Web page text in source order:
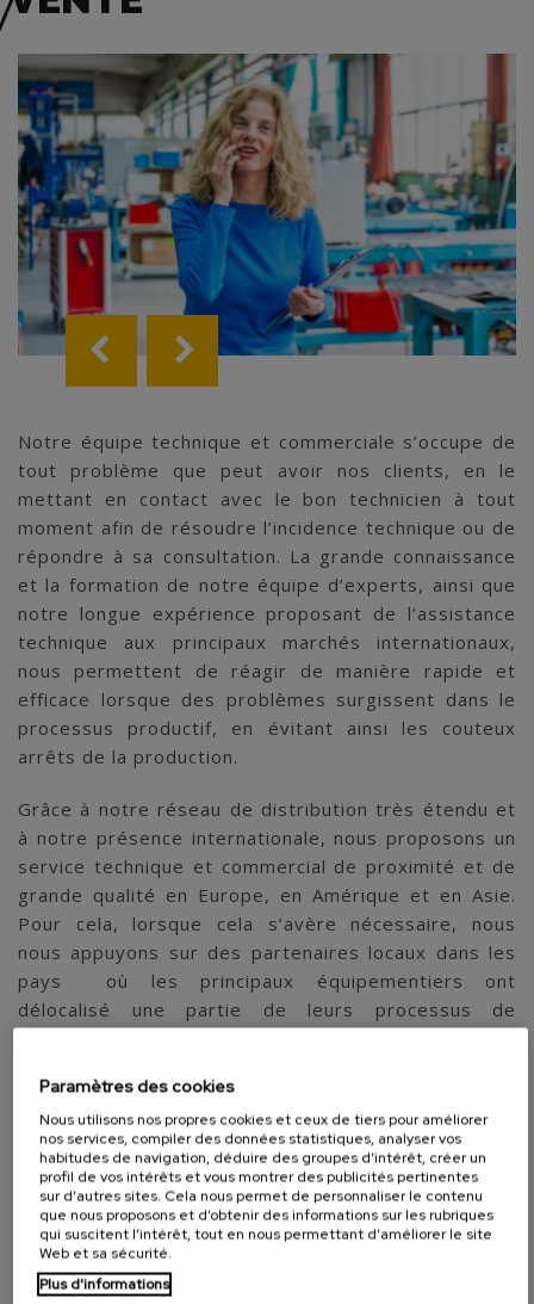
Notre équipe technique et commerciale s’occupe de
tout problème que peut avoir nos clients, en le
mettant en contact avec le bon technicien à tout
moment afin de résoudre l’incidence technique ou de
répondre à sa consultation. La grande connaissance
et la formation de notre équipe d’experts, ainsi que
notre longue expérience proposant de l’assistance
technique aux principaux marchés internationaux,
nous permettent de réagir de manière rapide et
efficace lorsque des problèmes surgissent dans le
processus productif, en évitant ainsi les couteux
arrêts de la production.
Grâce à notre réseau de distribution très étendu et
à notre présence internationale, nous proposons un
service technique et commercial de proximité et de
grande qualité en Europe, en Amérique et en Asie.
Pour cela, lorsque cela s’avère nécessaire, nous
nous appuyons sur des partenaires locaux dans les
pays où les principaux équipementiers ont
délocalisé une partie de leurs processus de
Notre service d’assistance technique comprend:
Assistance technique in situ de spécialistes
Service d’assistance directe à distance via router
Service d’assistance indirecte à distance en se
connectant au PC du client.
Assistance téléphonique ou téléservice
Fournitures des pièces de rechange et des pièces
Paramètres des cookies
Nous utilisons nos propres cookies et ceux de tiers pour améliorer
nos services, compiler des données statistiques, analyser vos
habitudes de navigation, déduire des groupes d’intérêt, créer un
profil de vos intérêts et vous montrer des publicités pertinentes
sur d’autres sites. Cela nous permet de personnaliser le contenu
que nous proposons et d’obtenir des informations sur les rubriques
qui suscitent l’intérêt, tout en nous permettant d’améliorer le site
Web et sa sécurité.
Plus d'informations